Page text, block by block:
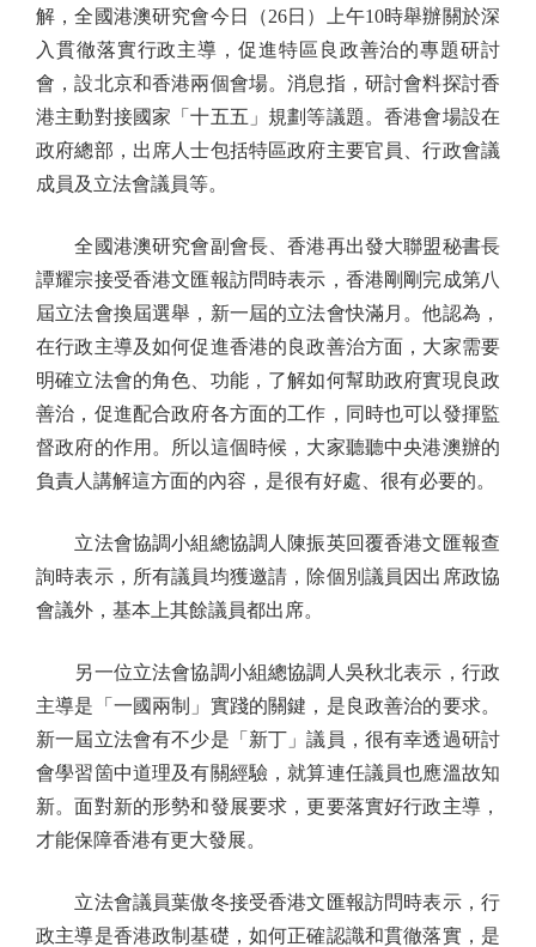
解，全國港澳研究會今日（26日）上午10時舉辦關於深
入貫徹落實行政主導，促進特區良政善治的專題研討
會，設北京和香港兩個會場。消息指，研討會料探討香
港主動對接國家「十五五」規劃等議題。香港會場設在
政府總部，出席人士包括特區政府主要官員、行政會議
成員及立法會議員等。
全國港澳研究會副會長、香港再出發大聯盟秘書長
譚耀宗接受香港文匯報訪問時表示，香港剛剛完成第八
屆立法會換屆選舉，新一屆的立法會快滿月。他認為，
在行政主導及如何促進香港的良政善治方面，大家需要
明確立法會的角色、功能，了解如何幫助政府實現良政
善治，促進配合政府各方面的工作，同時也可以發揮監
督政府的作用。所以這個時候，大家聽聽中央港澳辦的
負責人講解這方面的內容，是很有好處、很有必要的。
立法會協調小組總協調人陳振英回覆香港文匯報查
詢時表示，所有議員均獲邀請，除個別議員因出席政協
會議外，基本上其餘議員都出席。
另一位立法會協調小組總協調人吳秋北表示，行政
主導是「一國兩制」實踐的關鍵，是良政善治的要求。
新一屆立法會有不少是「新丁」議員，很有幸透過研討
會學習箇中道理及有關經驗，就算連任議員也應溫故知
新。面對新的形勢和發展要求，更要落實好行政主導，
才能保障香港有更大發展。
立法會議員葉傲冬接受香港文匯報訪問時表示，行
政主導是香港政制基礎，如何正確認識和貫徹落實，是